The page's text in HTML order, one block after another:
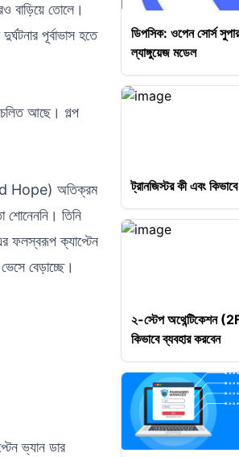
বাড়িয়ে তোলে।
পূর্বাভাস হতে
আছে। গল্প
Hope) অতিক্রম
শোনেননি। তিনি
ফলস্বরূপ ক্যাপ্টেন
বেড়াচ্ছে।
ভ্যান ডার
ডিপসিক: ওপেন সোর্স
ল্যাঙ্গুয়েজ মডেল
ট্রানজিস্টর কী এবং
২-স্টেপ অথেন্টিকেশন
কিভাবে ব্যবহার করবেন